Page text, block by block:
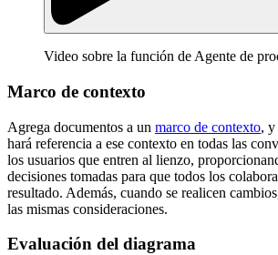
Video sobre la función de Agente de
Marco de contexto
Agrega documentos a un marco de contexto, y
hará referencia a ese contexto en todas las
los usuarios que entren al lienzo,
decisiones tomadas para que todos los
resultado. Además, cuando se realicen
las mismas consideraciones.
Evaluación del diagrama